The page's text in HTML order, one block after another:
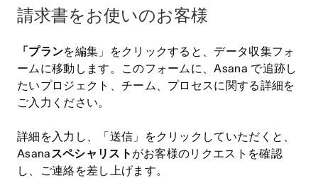
請求書をお使いのお客様
「プランを編集」をクリックすると、データ収集フォ
ームに移動します。このフォームに、Asana で追跡し
たいプロジェクト、チーム、プロセスに関する詳細を
ご入力ください。
詳細を入力し、「送信」をクリックしていただくと、
Asana スペシャリスト がお客様のリクエストを確認
し、ご連絡を差し上げます。